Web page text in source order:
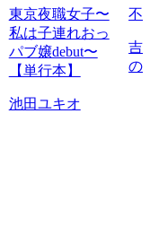
東京夜職女子〜
私は子連れおっ
パブ嬢debut〜
【単行本】
池田ユキオ
不
吉
の